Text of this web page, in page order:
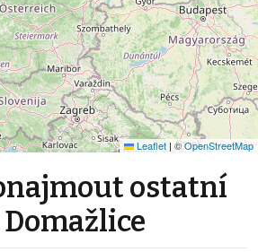
Leaflet | ©OpenStreetMap
ostatní